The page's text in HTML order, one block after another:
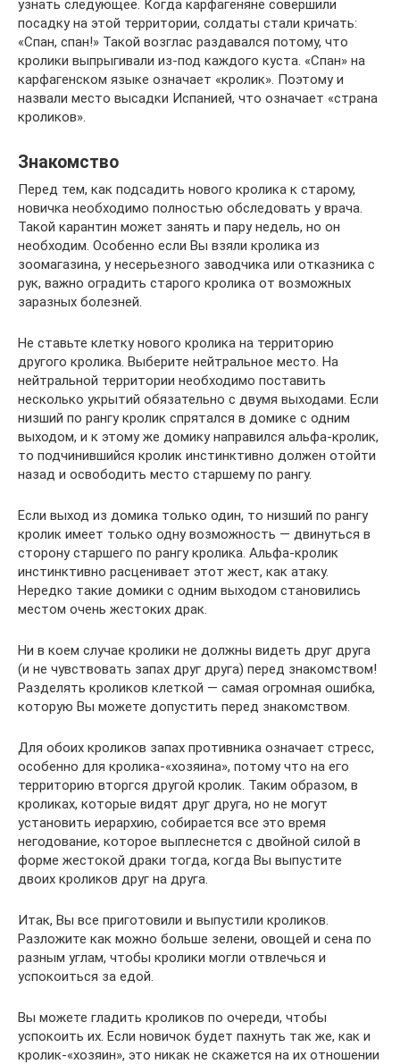
узнать следующее. Когда карфагеняне совершили
посадку на этой территории, солдаты стали кричать:
«Спан, спан!» Такой возглас раздавался потому, что
кролики выпрыгивали из-под каждого куста. «Спан» на
карфагенском языке означает «кролик». Поэтому и
назвали место высадки Испанией, что означает «страна
кроликов».
Знакомство
Перед тем, как подсадить нового кролика к старому,
новичка необходимо полностью обследовать у врача.
Такой карантин может занять и пару недель, но он
необходим. Особенно если Вы взяли кролика из
зоомагазина, у несерьезного заводчика или отказника с
рук, важно оградить старого кролика от возможных
заразных болезней.
Не ставьте клетку нового кролика на территорию
другого кролика. Выберите нейтральное место. На
нейтральной территории необходимо поставить
несколько укрытий обязательно с двумя выходами. Если
низший по рангу кролик спрятался в домике с одним
выходом, и к этому же домику направился альфа-кролик,
то подчинившийся кролик инстинктивно должен отойти
назад и освободить место старшему по рангу.
Если выход из домика только один, то низший по рангу
кролик имеет только одну возможность — двинуться в
сторону старшего по рангу кролика. Альфа-кролик
инстинктивно расценивает этот жест, как атаку.
Нередко такие домики с одним выходом становились
местом очень жестоких драк.
Ни в коем случае кролики не должны видеть друг друга
(и не чувствовать запах друг друга) перед знакомством!
Разделять кроликов клеткой — самая огромная ошибка,
которую Вы можете допустить перед знакомством.
Для обоих кроликов запах противника означает стресс,
особенно для кролика-«хозяина», потому что на его
территорию вторгся другой кролик. Таким образом, в
кроликах, которые видят друг друга, но не могут
установить иерархию, собирается все это время
негодование, которое выплеснется с двойной силой в
форме жестокой драки тогда, когда Вы выпустите
двоих кроликов друг на друга.
Итак, Вы все приготовили и выпустили кроликов.
Разложите как можно больше зелени, овощей и сена по
разным углам, чтобы кролики могли отвлечься и
успокоиться за едой.
Вы можете гладить кроликов по очереди, чтобы
успокоить их. Если новичок будет пахнуть так же, как и
кролик-«хозяин», это никак не скажется на их отношении